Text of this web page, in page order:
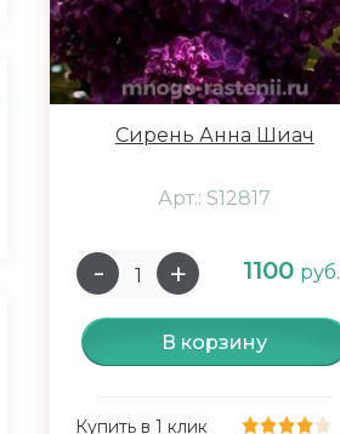
Сирень Анна Шиач
Арт.: S12817
1100 руб.
В корзину
Купить в 1 клик